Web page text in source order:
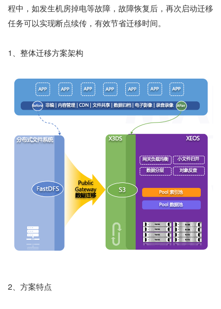
程中，如发生机房掉电等故障，故障恢复后，再次启动迁移
任务可以实现断点续传，有效节省迁移时间。
1、整体迁移方案架构
2、方案特点